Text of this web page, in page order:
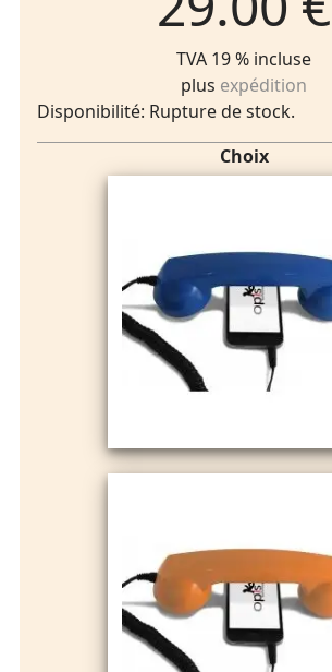
TVA 19 % incluse
plus expédition
Disponibilité: Rupture de stock.
Choix